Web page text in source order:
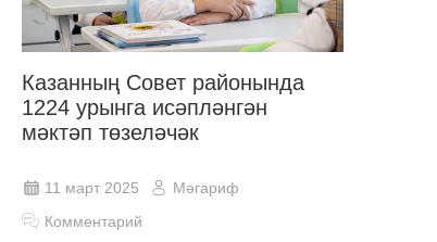
Казанның Совет районында
1224 урынга исәпләнгән
мәктәп төзеләчәк
11 март 2025
Мәгариф
Комментарий